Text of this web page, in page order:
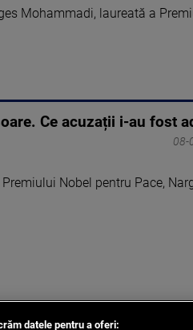
Mohammadi, laureată a
Ce acuzații i-au fost
08-
Nobel pentru Pace,
datele pentru a oferi: